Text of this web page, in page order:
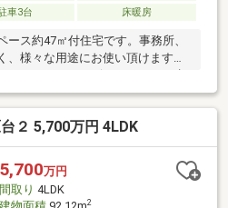
車3台 床暖房
ース約47㎡付住宅です。事務所、
様々な用途にお使い頂けます。2
なります。コンビニ、スパーも歩
頂けます。お気軽にお問い合わせ
２ 5,700万円 4LDK
5,700万円
間取り 4LDK
2